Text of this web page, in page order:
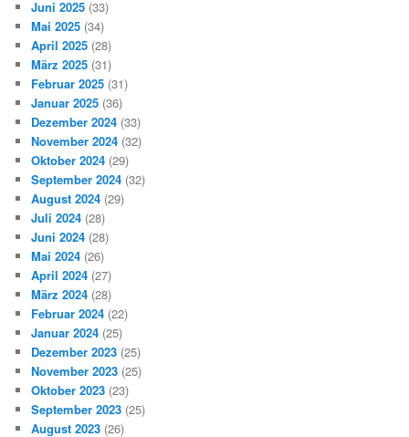
Juni 2025 (33)
Mai 2025 (34)
April 2025 (28)
März 2025 (31)
Februar 2025 (31)
Januar 2025 (36)
Dezember 2024 (33)
November 2024 (32)
Oktober 2024 (29)
September 2024 (32)
August 2024 (29)
Juli 2024 (28)
Juni 2024 (28)
Mai 2024 (26)
April 2024 (27)
März 2024 (28)
Februar 2024 (22)
Januar 2024 (25)
Dezember 2023 (25)
November 2023 (25)
Oktober 2023 (23)
September 2023 (25)
August 2023 (26)